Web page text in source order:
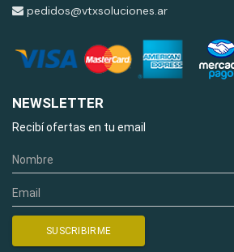
pedidos@vtxsoluciones.ar
NEWSLETTER
Recibí ofertas en tu email